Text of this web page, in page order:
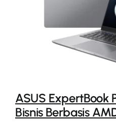
ASUS ExpertBook
Bisnis Berbasis